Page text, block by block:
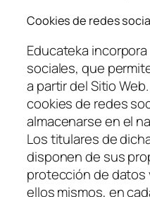
Cookies de redes
Educateka
sociales, que
a partir del Sitio
cookies de redes
almacenarse en el
Los titulares de
disponen de sus
protección de datos
ellos mismos, en